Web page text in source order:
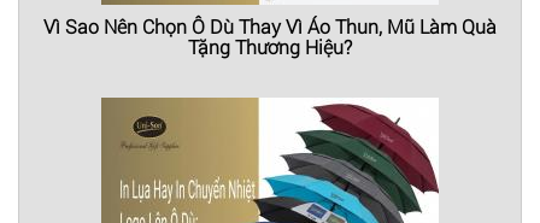
Vì Sao Nên Chọn Ô Dù Thay Vì Áo Thun, Mũ Làm Quà
Tặng Thương Hiệu?